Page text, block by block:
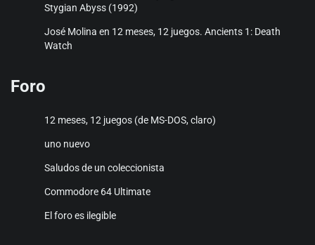
Stygian Abyss (1992)
José Molina en 12 meses, 12 juegos. Ancients 1: Death
Watch
Foro
12 meses, 12 juegos (de MS-DOS, claro)
uno nuevo
Saludos de un coleccionista
Commodore 64 Ultimate
El foro es ilegible